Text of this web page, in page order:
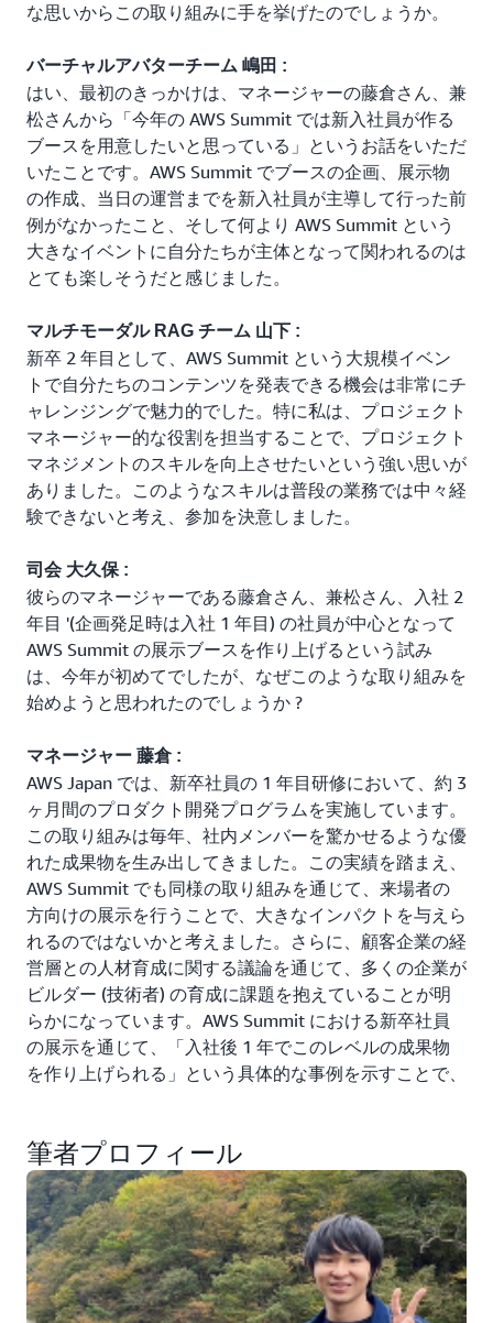
な思いからこの取り組みに手を挙げたのでしょうか。
バーチャルアバターチーム 嶋田 :
はい、最初のきっかけは、マネージャーの藤倉さん、兼
松さんから「今年の AWS Summit では新入社員が作る
ブースを用意したいと思っている」というお話をいただ
いたことです。AWS Summit でブースの企画、展示物
の作成、当日の運営までを新入社員が主導して行った前
例がなかったこと、そして何より AWS Summit という
大きなイベントに自分たちが主体となって関われるのは
とても楽しそうだと感じました。
マルチモーダル RAG チーム 山下 :
新卒 2 年目として、AWS Summit という大規模イベン
トで自分たちのコンテンツを発表できる機会は非常にチ
ャレンジングで魅力的でした。特に私は、プロジェクト
マネージャー的な役割を担当することで、プロジェクト
マネジメントのスキルを向上させたいという強い思いが
ありました。このようなスキルは普段の業務では中々経
験できないと考え、参加を決意しました。
司会 大久保 :
彼らのマネージャーである藤倉さん、兼松さん、入社 2
年目 '(企画発足時は入社 1 年目) の社員が中心となって
AWS Summit の展示ブースを作り上げるという試み
は、今年が初めてでしたが、なぜこのような取り組みを
始めようと思われたのでしょうか ?
マネージャー 藤倉 :
AWS Japan では、新卒社員の 1 年目研修において、約 3
ヶ月間のプロダクト開発プログラムを実施しています。
この取り組みは毎年、社内メンバーを驚かせるような優
れた成果物を生み出してきました。この実績を踏まえ、
AWS Summit でも同様の取り組みを通じて、来場者の
方向けの展示を行うことで、大きなインパクトを与えら
れるのではないかと考えました。さらに、顧客企業の経
営層との人材育成に関する議論を通じて、多くの企業が
ビルダー (技術者) の育成に課題を抱えていることが明
らかになっています。AWS Summit における新卒社員
の展示を通じて、「入社後 1 年でこのレベルの成果物
を作り上げられる」という具体的な事例を示すことで、
マネージャー 兼松 :
今年の Summit は生成 AI が主要なテーマの 1 つでし
た。生成 AI はテクノロジーとしての進化は加速してい
ますが、一方それを使う利用者側のアイデアやユースケ
ースはまだ限定的だと感じます。そのため、生成 AI を
使ってどんな課題解決ができるのか、これを考えるうえ
筆者プロフィール